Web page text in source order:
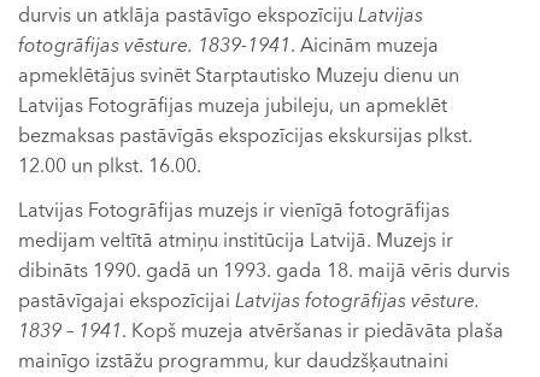
durvis un atklāja pastāvīgo ekspozīciju Latvijas
fotogrāfijas vēsture. 1839-1941. Aicinām muzeja
apmeklētājus svinēt Starptautisko Muzeju dienu un
Latvijas Fotogrāfijas muzeja jubileju, un apmeklēt
bezmaksas pastāvīgās ekspozīcijas ekskursijas plkst.
12.00 un plkst. 16.00.
Latvijas Fotogrāfijas muzejs ir vienīgā fotogrāfijas
medijam veltītā atmiņu institūcija Latvijā. Muzejs ir
dibināts 1990. gadā un 1993. gada 18. maijā vēris durvis
pastāvīgajai ekspozīcijai Latvijas fotogrāfijas vēsture.
1839 – 1941. Kopš muzeja atvēršanas ir piedāvāta plaša
mainīgo izstāžu programmu, kur daudzšķautnaini